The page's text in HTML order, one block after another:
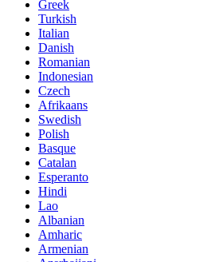
Greek
Turkish
Italian
Danish
Romanian
Indonesian
Czech
Afrikaans
Swedish
Polish
Basque
Catalan
Esperanto
Hindi
Lao
Albanian
Amharic
Armenian